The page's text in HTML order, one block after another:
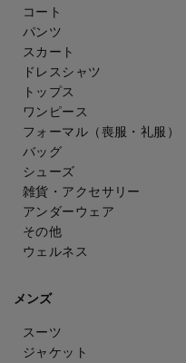
コート
パンツ
スカート
ドレスシャツ
トップス
ワンピース
フォーマル（喪服・礼服）
バッグ
シューズ
雑貨・アクセサリー
アンダーウェア
その他
ウェルネス
メンズ
スーツ
ジャケット